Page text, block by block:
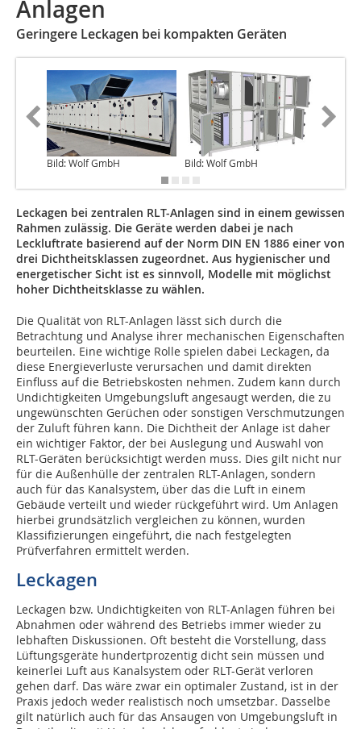
Anlagen
Geringere Leckagen bei kompakten Geräten
Bild: Wolf GmbH Bild: Wolf GmbH
Formel 1
Leckagen bei zentralen RLT-Anlagen sind in einem gewissen
Rahmen zulässig. Die Geräte werden dabei je nach
Leckluftrate basierend auf der Norm DIN EN 1886 einer von
drei Dichtheitsklassen zugeordnet. Aus hygienischer und
energetischer Sicht ist es sinnvoll, Modelle mit möglichst
hoher Dichtheitsklasse zu wählen.
Die Qualität von RLT-Anlagen lässt sich durch die
Betrachtung und Analyse ihrer mechanischen Eigenschaften
beurteilen. Eine wichtige Rolle spielen dabei Leckagen, da
diese Energieverluste verursachen und damit direkten
Einfluss auf die Betriebskosten nehmen. Zudem kann durch
Undichtigkeiten Umgebungsluft angesaugt werden, die zu
ungewünschten Gerüchen oder sonstigen Verschmutzungen
der Zuluft führen kann. Die Dichtheit der Anlage ist daher
ein wichtiger Faktor, der bei Auslegung und Auswahl von
RLT-Geräten berücksichtigt werden muss. Dies gilt nicht nur
für die Außenhülle der zentralen RLT-Anlagen, sondern
auch für das Kanalsystem, über das die Luft in einem
Gebäude verteilt und wieder rückgeführt wird. Um Anlagen
hierbei grundsätzlich vergleichen zu können, wurden
Klassifizierungen eingeführt, die nach festgelegten
Prüfverfahren ermittelt werden.
Leckagen
Leckagen bzw. Undichtigkeiten von RLT-Anlagen führen bei
Abnahmen oder während des Betriebs immer wieder zu
lebhaften Diskussionen. Oft besteht die Vorstellung, dass
Lüftungsgeräte hundertprozentig dicht sein müssen und
keinerlei Luft aus Kanalsystem oder RLT-Gerät verloren
gehen darf. Das wäre zwar ein optimaler Zustand, ist in der
Praxis jedoch weder realistisch noch umsetzbar. Dasselbe
gilt natürlich auch für das Ansaugen von Umgebungsluft in